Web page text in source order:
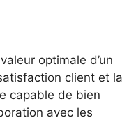
optimale d’un
client et la
capable de bien
avec les